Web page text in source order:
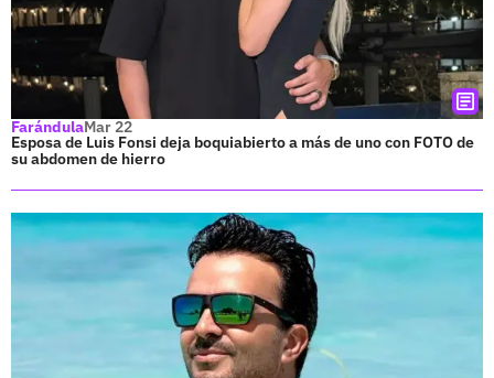
FarándulaMar 22
Esposa de Luis Fonsi deja boquiabierto a más de uno con FOTO de
su abdomen de hierro